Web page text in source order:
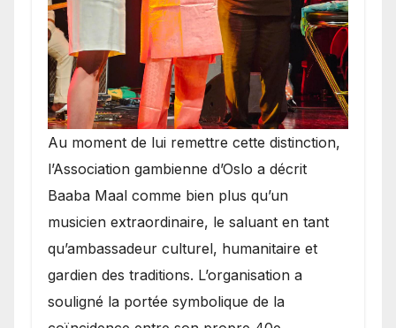
​Au moment de lui remettre cette distinction,
l’Association gambienne d’Oslo a décrit
Baaba Maal comme bien plus qu’un
musicien extraordinaire, le saluant en tant
qu’ambassadeur culturel, humanitaire et
gardien des traditions. L’organisation a
souligné la portée symbolique de la